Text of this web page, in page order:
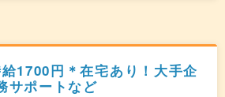
1700円＊在宅あり！大手企
サポートなど